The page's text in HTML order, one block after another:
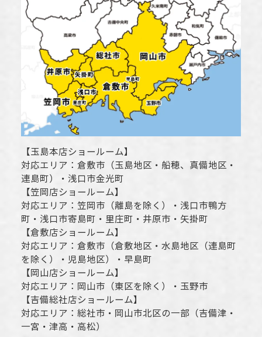
【玉島本店ショールーム】
対応エリア： 倉敷市 （玉島地区・船穂、真備地区・
連島町）・ 浅口市金光町
【笠岡店ショールーム】
対応エリア： 笠岡市（離島を除く） ・ 浅口市鴨方
町・ 浅口市寄島町・里庄町・ 井原市 ・矢掛町
【倉敷店ショールーム】
対応エリア： 倉敷市 （倉敷地区・水島地区（連島町
を除く）・児島地区）・早島町
【岡山店ショールーム】
対応エリア： 岡山市 （東区を除く）・玉野市
【吉備総社店ショールーム】
対応エリア： 総社市 ・ 岡山市北区の一部（吉備津・
一宮・津高・高松）